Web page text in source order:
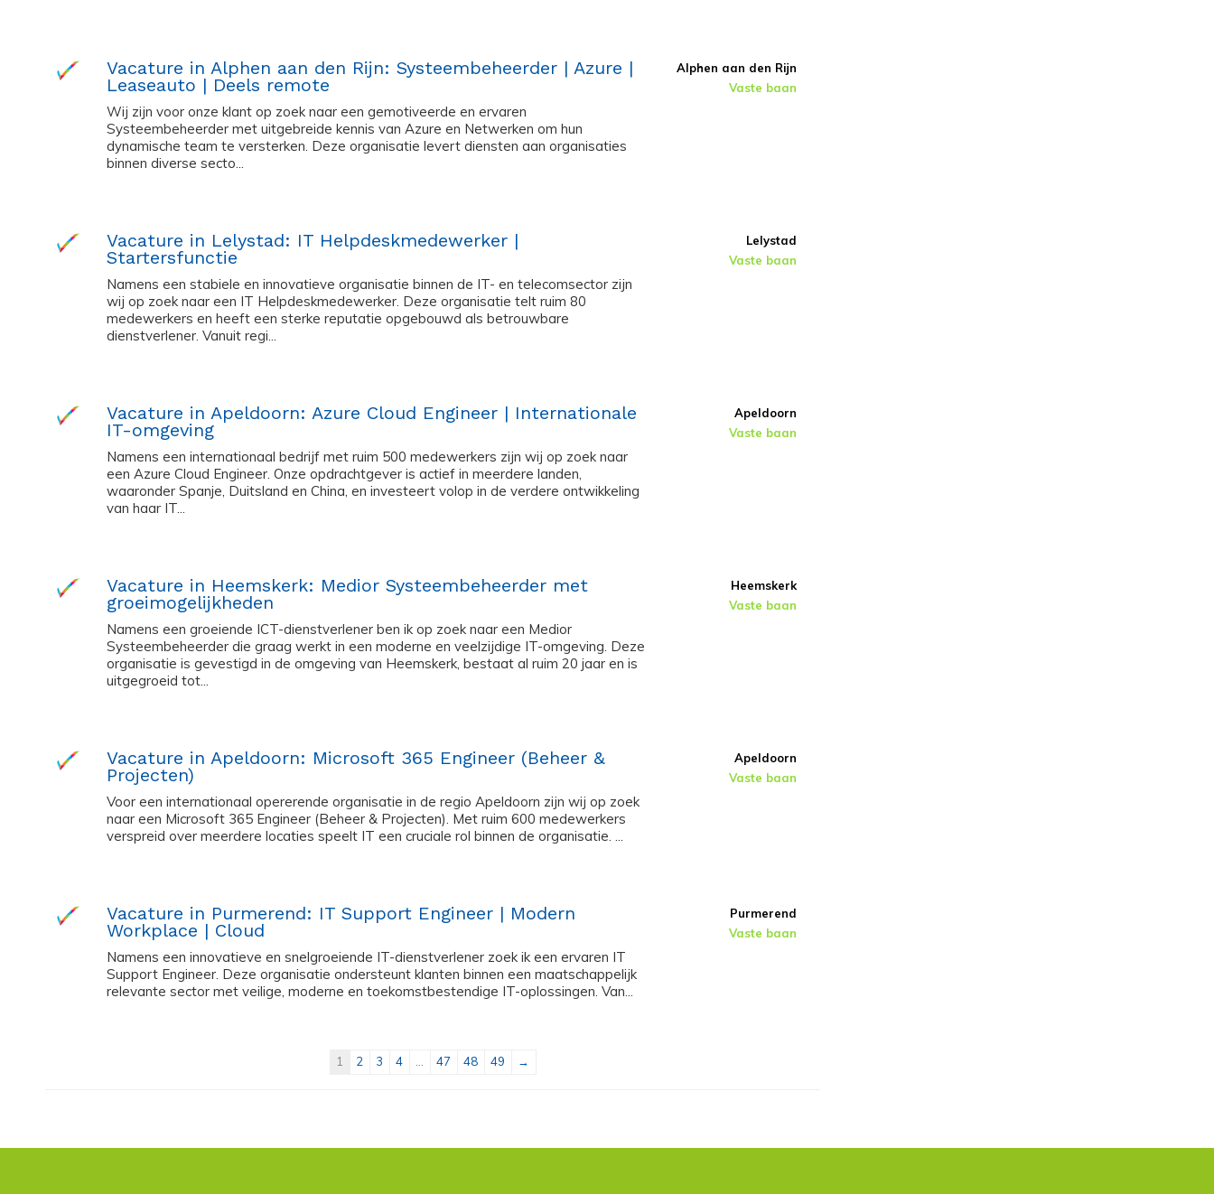
Vacature in Alphen aan den Rijn: Systeembeheerder | Azure |
Leaseauto | Deels remote
Wij zijn voor onze klant op zoek naar een gemotiveerde en ervaren
Systeembeheerder met uitgebreide kennis van Azure en Netwerken om hun
dynamische team te versterken. Deze organisatie levert diensten aan organisaties
binnen diverse secto...
Alphen aan den Rijn
Vaste baan
Vacature in Lelystad: IT Helpdeskmedewerker |
Startersfunctie
Namens een stabiele en innovatieve organisatie binnen de IT- en telecomsector zijn
wij op zoek naar een IT Helpdeskmedewerker. Deze organisatie telt ruim 80
medewerkers en heeft een sterke reputatie opgebouwd als betrouwbare
dienstverlener. Vanuit regi...
Lelystad
Vaste baan
Vacature in Apeldoorn: Azure Cloud Engineer | Internationale
IT-omgeving
Namens een internationaal bedrijf met ruim 500 medewerkers zijn wij op zoek naar
een Azure Cloud Engineer. Onze opdrachtgever is actief in meerdere landen,
waaronder Spanje, Duitsland en China, en investeert volop in de verdere ontwikkeling
van haar IT...
Apeldoorn
Vaste baan
Vacature in Heemskerk: Medior Systeembeheerder met
groeimogelijkheden
Namens een groeiende ICT-dienstverlener ben ik op zoek naar een Medior
Systeembeheerder die graag werkt in een moderne en veelzijdige IT-omgeving. Deze
organisatie is gevestigd in de omgeving van Heemskerk, bestaat al ruim 20 jaar en is
uitgegroeid tot...
Heemskerk
Vaste baan
Vacature in Apeldoorn: Microsoft 365 Engineer (Beheer &
Projecten)
Voor een internationaal opererende organisatie in de regio Apeldoorn zijn wij op zoek
naar een Microsoft 365 Engineer (Beheer & Projecten). Met ruim 600 medewerkers
verspreid over meerdere locaties speelt IT een cruciale rol binnen de organisatie. ...
Apeldoorn
Vaste baan
Vacature in Purmerend: IT Support Engineer | Modern
Workplace | Cloud
Namens een innovatieve en snelgroeiende IT-dienstverlener zoek ik een ervaren IT
Support Engineer. Deze organisatie ondersteunt klanten binnen een maatschappelijk
relevante sector met veilige, moderne en toekomstbestendige IT-oplossingen. Van...
Purmerend
Vaste baan
1 2 3 4 ... 47 48 49 →